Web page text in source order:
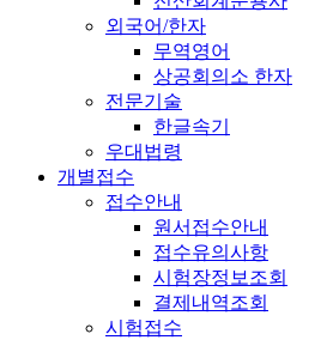
외국어/한자
무역영어
상공회의소 한자
전문기술
한글속기
우대법령
개별접수
접수안내
원서접수안내
접수유의사항
시험장정보조회
결제내역조회
시험접수